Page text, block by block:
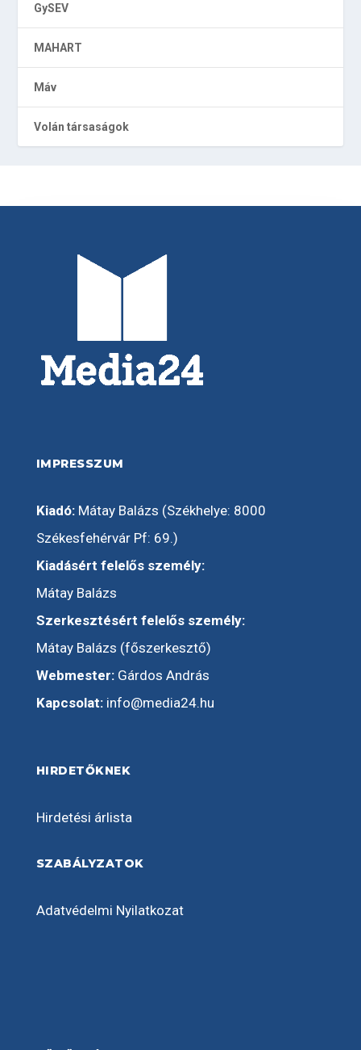
GySEV
MAHART
Máv
Volán társaságok
IMPRESSZUM
Kiadó:Mátay Balázs (Székhelye: 8000
Székesfehérvár Pf: 69.)
Kiadásért felelős személy:
Mátay Balázs
Szerkesztésért felelős személy:
Mátay Balázs (főszerkesztő)
Webmester:Gárdos András
Kapcsolat: info@media24.hu
HIRDETŐKNEK
Hirdetési árlista
SZABÁLYZATOK
Adatvédelmi Nyilatkozat